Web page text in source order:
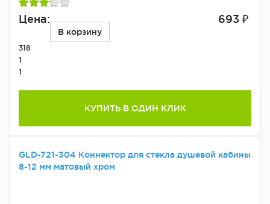
Цена: 693 ₽
В корзину
318
1
1
КУПИТЬ В ОДИН КЛИК
GLD-721-304 Коннектор для стекла душевой кабины
8-12 мм матовый хром